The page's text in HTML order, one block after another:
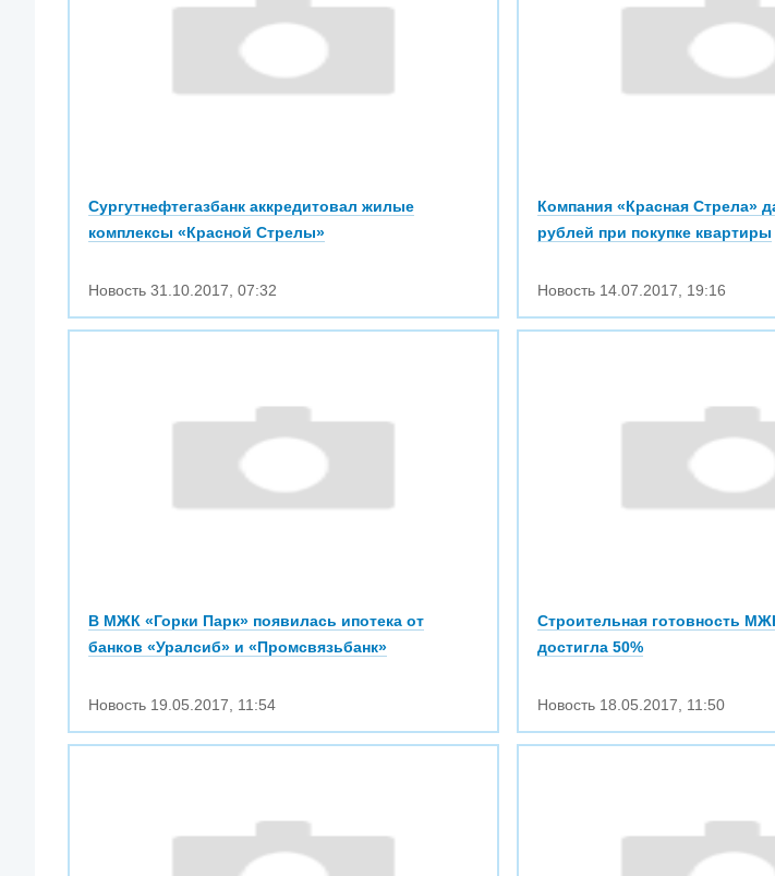
Сургутнефтегазбанк аккредитовал жилые
комплексы «Красной Стрелы»
Новость 31.10.2017 07:32
Компания «Красная Стрела»
рублей при покупке квартиры
Новость 14.07.2017 19:16
В МЖК «Горки Парк» появилась ипотека от
банков «Уралсиб» и «Промсвязьбанк»
Новость 19.05.2017 11:54
Строительная готовность
достигла 50%
Новость 18.05.2017 11:50